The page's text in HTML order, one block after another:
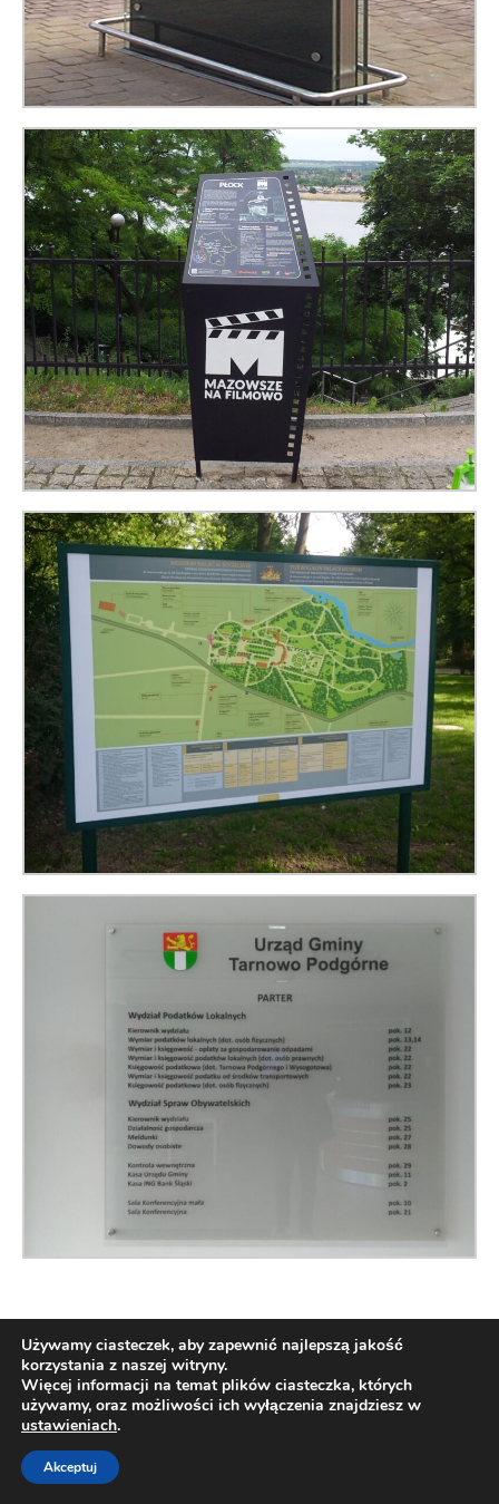
Używamy ciasteczek, aby zapewnić najlepszą jakość
korzystania z naszej witryny.
Więcej informacji na temat plików ciasteczka, których
używamy, oraz możliwości ich wyłączenia znajdziesz w
ustawieniach.
Akceptuj